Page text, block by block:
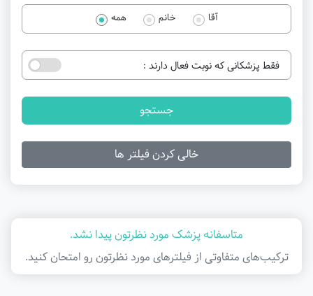
آقا خانم همه
فقط پزشکانی که نوبت فعال دارند :
جستجو
خالی کردن فیلتر ها
متاسفانه پزشک مورد نظرتون پیدا نشد.
ترکیب‌های متفاوتی از فیلتر‌های مورد نظرتون رو امتحان کنید.